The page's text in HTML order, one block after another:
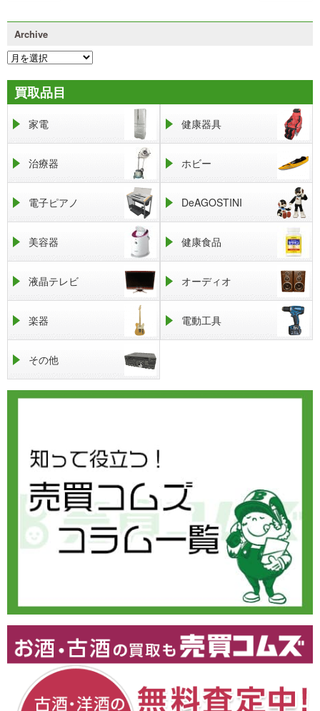
Archive
買取品目
家電 健康器具
治療器 ホビー
電子ピアノ DeAGOSTINI
美容器 健康食品
液晶テレビ オーディオ
楽器 電動工具
その他